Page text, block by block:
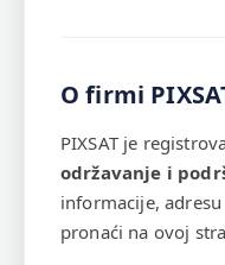
O firmi
PIXSAT je
održavanje i
informacije,
pronaći na ovoj